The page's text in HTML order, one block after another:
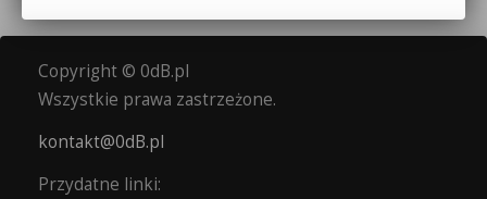
Copyright © 0dB.pl
Wszystkie prawa zastrzeżone.
kontakt@0dB.pl
Przydatne linki: